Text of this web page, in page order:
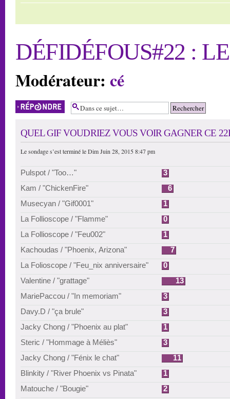
DÉFIDÉFOUS#22 :
Modérateur: cé
Répondre
QUEL GIF VOUDRIEZ VOUS VOIR GAGNER CE
Le sondage s’est terminé le Dim Juin 28, 2015 8:47 pm
Pulspot / "Too…"
3
Kam / "ChickenFire"
6
Musecyan / "Gif0001"
1
La Follioscope / "Flamme"
0
La Follioscope / "Feu002"
1
Kachoudas / "Phoenix, Arizona"
7
La Folioscope / "Feu_nix anniversaire"
0
Valentine / "grattage"
13
MariePaccou / "In memoriam"
3
Davy.D / "ça brule"
3
Jacky Chong / "Phoenix au plat"
1
Steric / "Hommage à Méliès"
3
Jacky Chong / "Fénix le chat"
11
Blinkity / "River Phoenix vs Pinata"
1
Matouche / "Bougie"
2